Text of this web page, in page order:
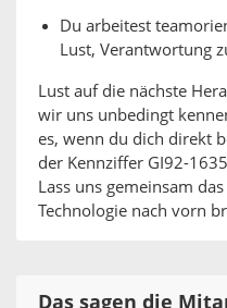
Du arbeitest
Lust, Verantwortung
Lust auf die nächste
wir uns unbedingt
es, wenn du dich direkt
der Kennziffer GI92-
Lass uns gemeinsam
Technologie nach vorn
Das sagen die